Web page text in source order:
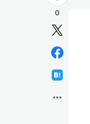
0
more_horiz